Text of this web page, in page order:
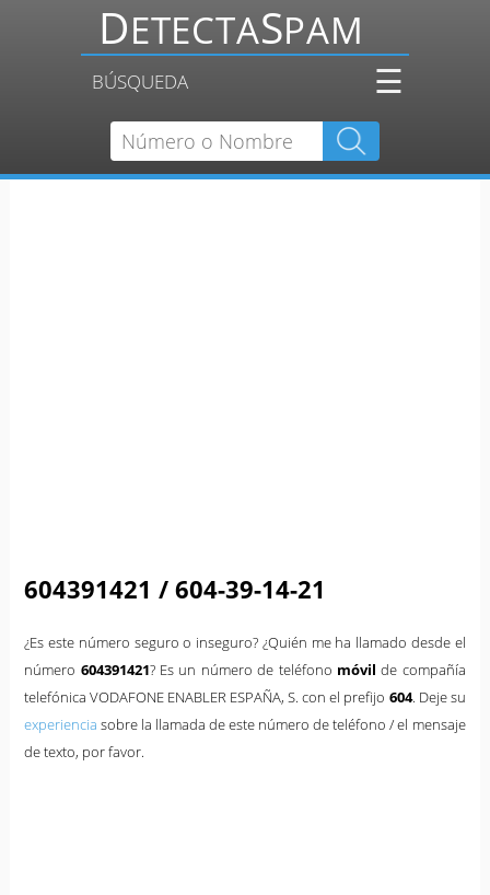
BÚSQUEDA ☰
604391421 / 604-39-14-21
¿Es este número seguro o inseguro? ¿Quién me ha llamado desde el
número 604391421? Es un número de teléfono móvil de compañía
telefónica VODAFONE ENABLER ESPAÑA, S. con el prefijo 604. Deje su
experiencia sobre la llamada de este número de teléfono / el mensaje
de texto, por favor.